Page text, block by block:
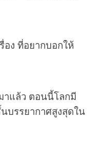
รื่อง ที่อยากบอกให้
าแล้ว ตอนนี้โลกมี
บรรยากาศสูงสุดใน